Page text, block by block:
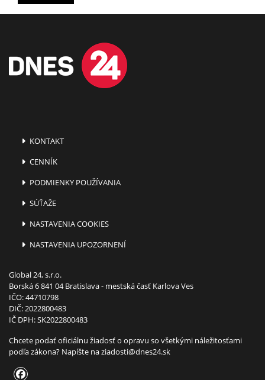
KONTAKT
CENNÍK
PODMIENKY POUŽÍVANIA
SÚŤAŽE
NASTAVENIA COOKIES
NASTAVENIA UPOZORNENÍ
Global 24, s.r.o.
Borská 6 841 04 Bratislava - mestská časť Karlova Ves
IČO: 44710798
DIČ: 2022800483
IČ DPH: SK2022800483
Chcete podať oficiálnu žiadosť o opravu so všetkými náležitosťami
podľa zákona? Napíšte naziadosti@dnes24.sk